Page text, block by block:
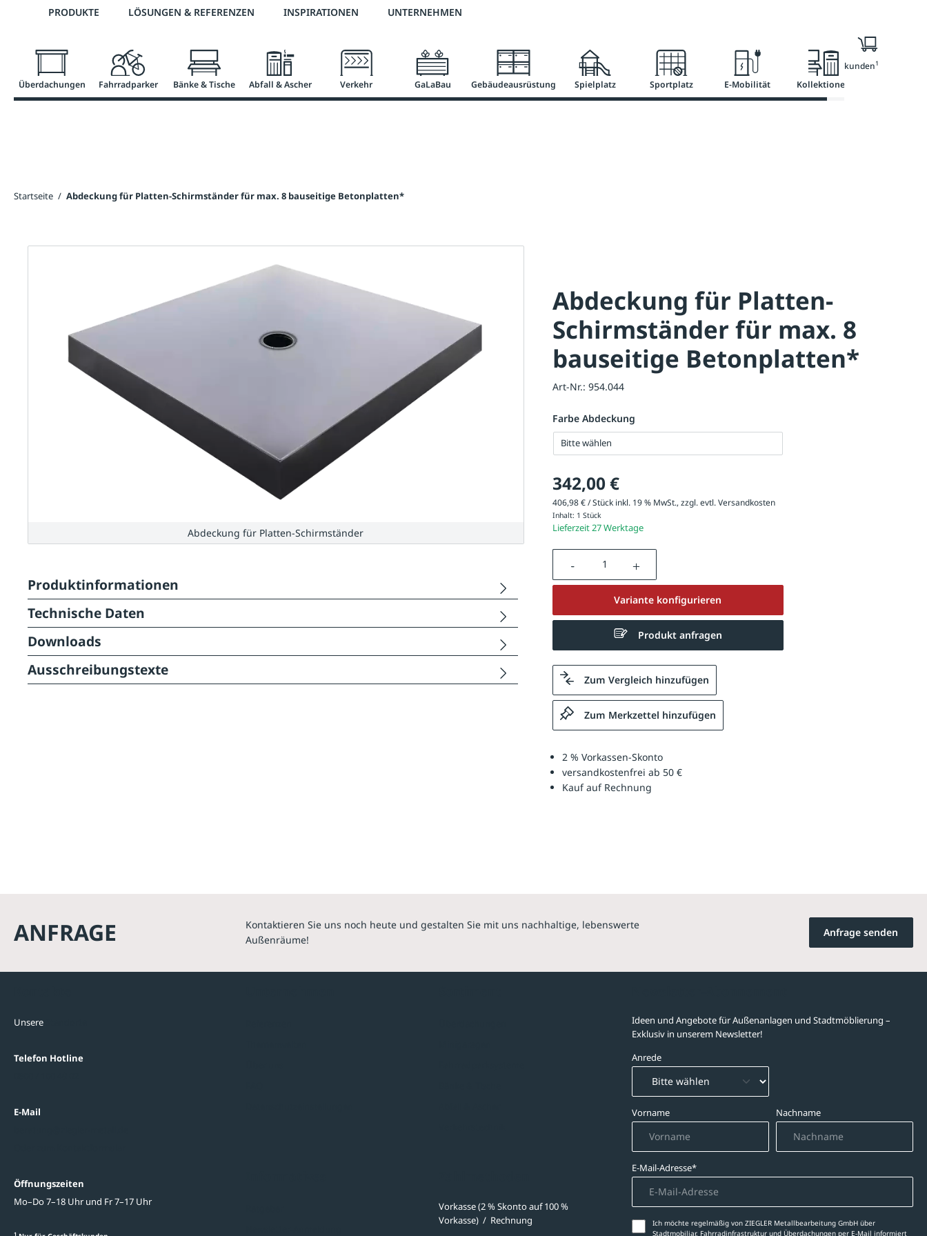
Zur Hauptnavigation springen
Telefon: 0800 / 100 49 02 2 % Vorkassen-Skonto versandkostenfrei ab 50 €
PRODUKTE LÖSUNGEN & REFERENZEN INSPIRATIONEN UNTERNEHMEN
Überdachungen Fahrradparker Bänke & Tische Abfall & Ascher Verkehr GaLaBau Gebäudeausrüstung Spielplatz Sportplatz E-Mobilität Kollektionen
Nur für Geschäftskunden1
Startseite / Abdeckung für Platten-Schirmständer für max. 8 bauseitige Betonplatten*
Abdeckung für Platten-
Schirmständer für max. 8
bauseitige Betonplatten*
Art-Nr.: 954.044
Farbe Abdeckung
Bitte wählen
342,00 €
406,98 € / Stück inkl. 19 % MwSt., zzgl. evtl.Versandkosten
Inhalt: 1 Stück
Lieferzeit 27 Werktage
Produkt Anzahl: Gib den gewünschten Wert ein oder
Variante konfigurieren
Produkt anfragen
Zum Vergleich hinzufügen
Zum Merkzettel hinzufügen
2 % Vorkassen-Skonto
versandkostenfrei ab 50 €
Kauf auf Rechnung
Abdeckung für Platten-Schirmständer
Produktinformationen
Technische Daten
Downloads
Ausschreibungstexte
ANFRAGE
Kontaktieren Sie uns noch heute und gestalten Sie mit uns nachhaltige, lebenswerte
Außenräume!
Anfrage senden
Unsere
Telefon Hotline
E-Mail
Öffnungszeiten
Mo–Do 7–18 Uhr und Fr 7–17 Uhr
1
Vorkasse (2 % Skonto auf 100 %
Vorkasse) / Rechnung
Ideen und Angebote für Außenanlagen und Stadtmöblierung –
Exklusiv in unserem Newsletter!
Anrede
Vorname Nachname
E-Mail-Adresse*
Ich möchte regelmäßig von ZIEGLER Metallbearbeitung GmbH über
Stadtmobiliar, Fahrradinfrastruktur und Überdachungen per E-Mail informiert